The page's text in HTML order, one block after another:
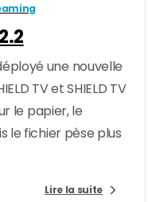
une nouvelle
TV et SHIELD TV
le papier, le
le fichier pèse plus
Lire la suite